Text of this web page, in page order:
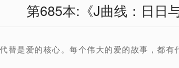
第685本:《J曲线：日日
替是爱的核心。每个伟大的爱的故事，都有